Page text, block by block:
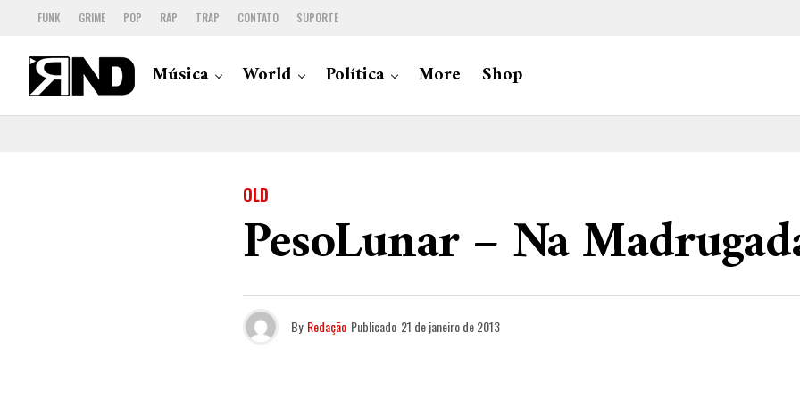
FUNK GRIME POP RAP TRAP CONTATO SUPORTE
Música World Política More Shop
OLD
PesoLunar – Na
By Redação Publicado 21 de janeiro de 2013